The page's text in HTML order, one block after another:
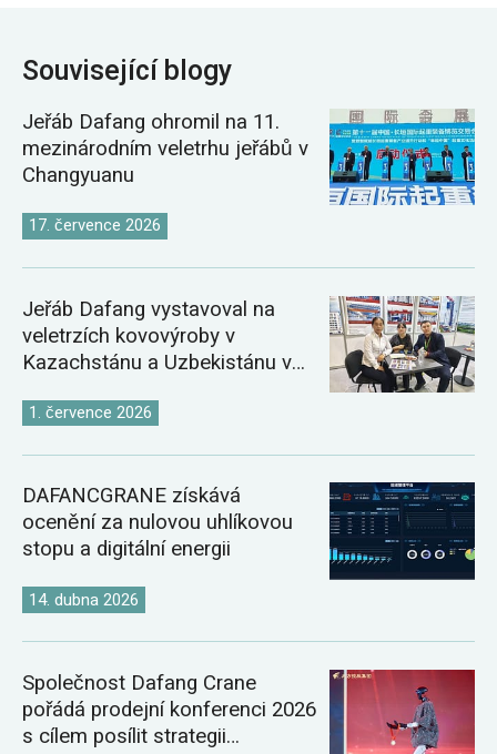
Související blogy
Jeřáb Dafang ohromil na 11.
mezinárodním veletrhu jeřábů v
Changyuanu
17. července 2026
Jeřáb Dafang vystavoval na
veletrzích kovovýroby v
Kazachstánu a Uzbekistánu v
1. července 2026
DAFANCGRANE získává
ocenění za nulovou uhlíkovou
stopu a digitální energii
14. dubna 2026
Společnost Dafang Crane
pořádá prodejní konferenci 2026
s cílem posílit strategii